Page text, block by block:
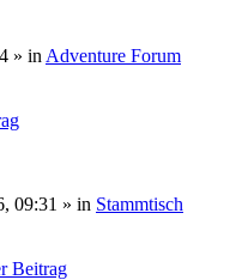
» in Adventure Forum
09:31 » in Stammtisch
Beitrag